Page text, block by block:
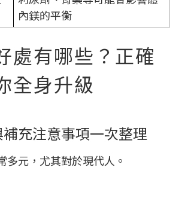
內鎂的平衡
處有哪些？正確
全身升級
充注意事項一次整理
多元，尤其對於現代人。